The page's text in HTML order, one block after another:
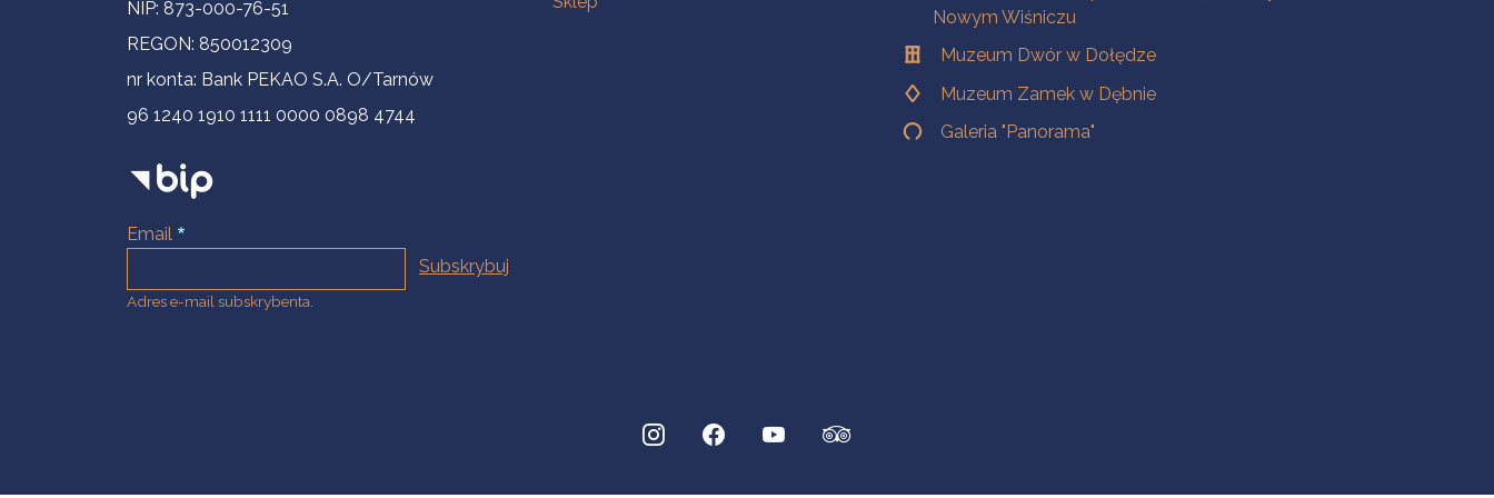
NIP: 873-000-76-51
REGON: 850012309
nr konta: Bank PEKAO S.A. O/Tarnów
96 1240 1910 1111 0000 0898 4744
Email
Adres e-mail subskrybenta.
Nowym Wiśniczu
Muzeum Dwór w Dołędze
Muzeum Zamek w Dębnie
Galeria "Panorama"